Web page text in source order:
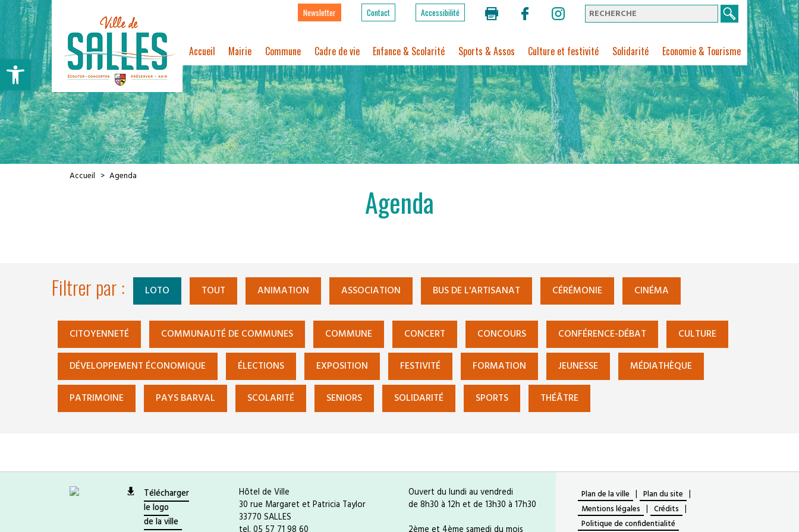
Ouvrir la barre d’outils
Newsletter Contact Accessibilité
Accueil Mairie Commune Cadre de vie Enfance & Scolarité Sports & Assos Culture et festivité Solidarité Economie & Tourisme
VOUS ÊTES :
Accueil Agenda
Agenda
Filtrer par : LOTO TOUT ANIMATION ASSOCIATION BUS DE L'ARTISANAT CÉRÉMONIE CINÉMA
CITOYENNETÉ COMMUNAUTÉ DE COMMUNES COMMUNE CONCERT CONCOURS CONFÉRENCE-DÉBAT CULTURE
DÉVELOPPEMENT ÉCONOMIQUE ÉLECTIONS EXPOSITION FESTIVITÉ FORMATION JEUNESSE MÉDIATHÈQUE
PATRIMOINE PAYS BARVAL SCOLARITÉ SENIORS SOLIDARITÉ SPORTS THÉÂTRE
Télécharger
le logo
de la ville
Hôtel de Ville
30 rue Margaret et Patricia Taylor
33770 SALLES
Ouvert du lundi au vendredi
de 8h30 à 12h et de 13h30 à 17h30
Plan de la ville | Plan du site |
Mentions légales | Crédits |
Politique de confidentialité